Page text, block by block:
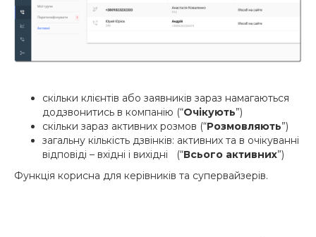
скільки клієнтів або заявників зараз намагаються
додзвонитись в компанію (“Очікують”)
скільки зараз активних розмов (“Розмовляють”)
загальну кількість дзвінків: активних та в очікуванні
відповіді – вхідні і вихідні (“Всього активних”)
Функція корисна для керівників та супервайзерів.